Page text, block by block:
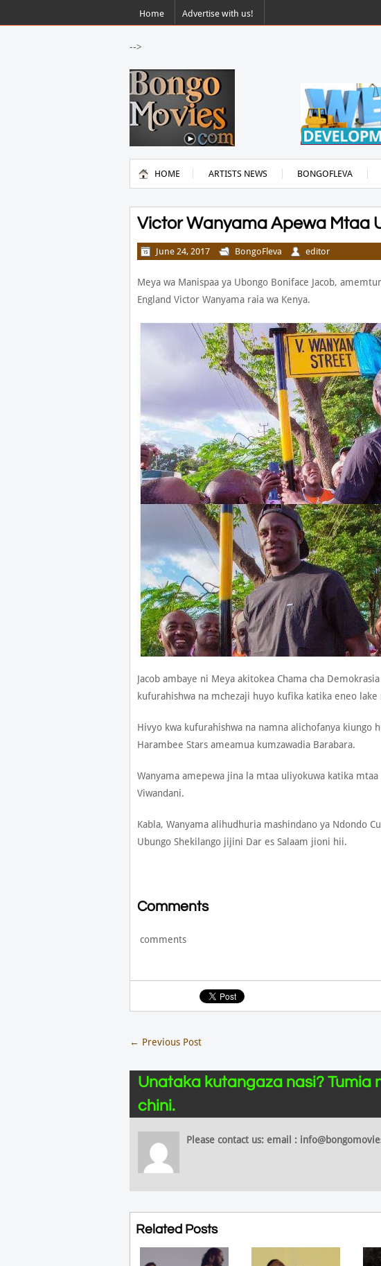
Home Advertise with us!
-->
HOME ARTISTS NEWS BONGOFLEVA
Victor Wanyama Apewa Mtaa
June 24, 2017 BongoFleva editor
Meya wa Manispaa ya Ubongo Boniface Jacob,
England Victor Wanyama raia wa Kenya.
Jacob ambaye ni Meya akitokea Chama cha
kufurahishwa na mchezaji huyo kufika katika eneo
Hivyo kwa kufurahishwa na namna alichofanya kiungo
Harambee Stars ameamua kumzawadia Barabara.
Wanyama amepewa jina la mtaa uliyokuwa katika
Viwandani.
Kabla, Wanyama alihudhuria mashindano ya Ndondo
Ubungo Shekilango jijini Dar es Salaam jioni hii.
Comments
comments
← Previous Post
Unataka kutangaza nasi? Tumia
chini.
Please contact us: email :
Related Posts